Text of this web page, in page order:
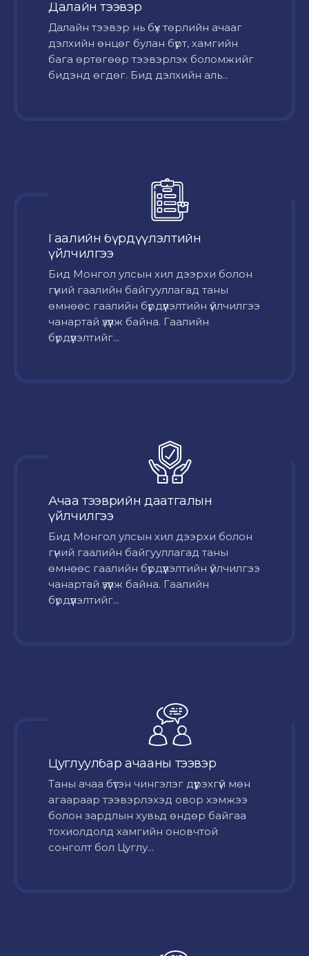
Далайн тээвэр
Далайн тээвэр нь бүх төрлийн ачааг
дэлхийн өнцөг булан бүрт, хамгийн
бага өртөгөөр тээвэрлэх боломжийг
бидэнд өгдөг. Бид дэлхийн аль...
Гаалийн бүрдүүлэлтийн
үйлчилгээ
Бид Монгол улсын хил дээрхи болон
гүний гаалийн байгууллагад таны
өмнөөс гаалийн бүрдүүлэлтийн үйлчилгээ
чанартай үзүүлж байна. Гаалийн
бүрдүүлэлтийг...
Ачаа тээврийн даатгалын
үйлчилгээ
Бид Монгол улсын хил дээрхи болон
гүний гаалийн байгууллагад таны
өмнөөс гаалийн бүрдүүлэлтийн үйлчилгээ
чанартай үзүүлж байна. Гаалийн
бүрдүүлэлтийг...
Цуглуулбар ачааны тээвэр
Таны ачаа бүтэн чингэлэг дүүрэхгүй мөн
агаараар тээвэрлэхэд овор хэмжээ
болон зардлын хувьд өндөр байгаа
тохиолдолд хамгийн оновчтой
сонголт бол Цуглу...